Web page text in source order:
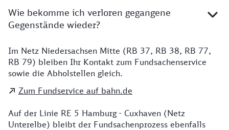
Wie bekomme ich verloren gegangene
Gegenstände wieder?
Details zu Kontakt
Im Netz Niedersachsen Mitte (RB 37, RB 38, RB 77,
RB 79) bleiben Ihr Kontakt zum Fundsachenservice
sowie die Abholstellen gleich.
Zum Fundservice auf bahn.de
Auf der Linie RE 5 Hamburg - Cuxhaven (Netz
Unterelbe) bleibt der Fundsachenprozess ebenfalls